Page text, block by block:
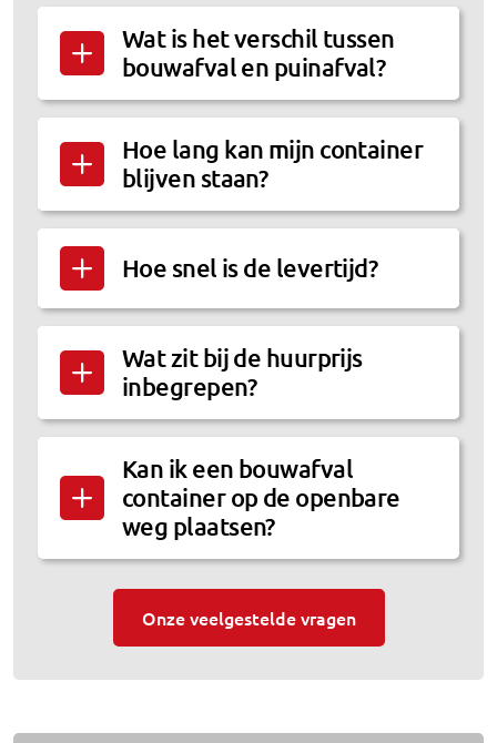
Wat is het verschil tussen
bouwafval en puinafval?
Hoe lang kan mijn container
blijven staan?
Hoe snel is de levertijd?
Wat zit bij de huurprijs
inbegrepen?
Kan ik een bouwafval
container op de openbare
weg plaatsen?
Onze veelgestelde vragen